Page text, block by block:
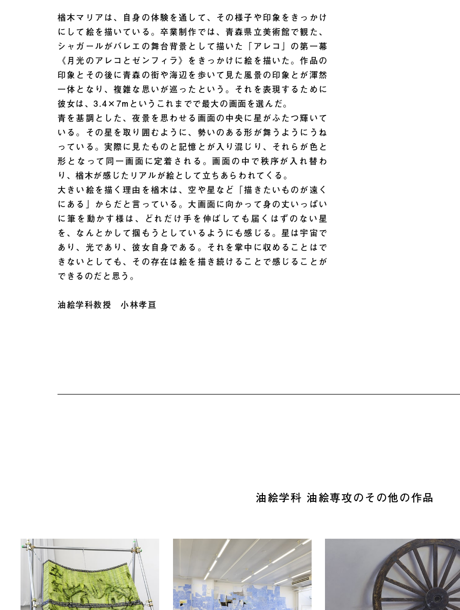
楢木マリアは、自身の体験を通して、その様子や印象をきっかけ
にして絵を描いている。卒業制作では、青森県立美術館で観た、
シャガールがバレエの舞台背景として描いた「アレコ」の第一幕
《月光のアレコとゼンフィラ》をきっかけに絵を描いた。作品の
印象とその後に青森の街や海辺を歩いて見た風景の印象とが渾然
一体となり、複雑な思いが巡ったという。それを表現するために
彼女は、3.4×7mというこれまでで最大の画面を選んだ。
青を基調とした、夜景を思わせる画面の中央に星がふたつ輝いて
いる。その星を取り囲むように、勢いのある形が舞うようにうね
っている。実際に見たものと記憶とが入り混じり、それらが色と
形となって同一画面に定着される。画面の中で秩序が入れ替わ
り、楢木が感じたリアルが絵として立ちあらわれてくる。
大きい絵を描く理由を楢木は、空や星など「描きたいものが遠く
にある」からだと言っている。大画面に向かって身の丈いっぱい
に筆を動かす様は、どれだけ手を伸ばしても届くはずのない星
を、なんとかして掴もうとしているようにも感じる。星は宇宙で
あり、光であり、彼女自身である。それを掌中に収めることはで
きないとしても、その存在は絵を描き続けることで感じることが
できるのだと思う。
油絵学科教授 小林孝亘
油絵学科 油絵専攻のその他の作品